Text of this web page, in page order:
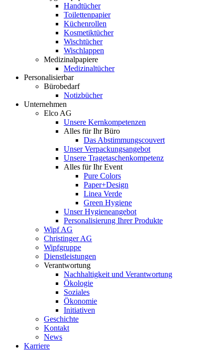
Handtücher
Toilettenpapier
Küchenrollen
Kosmetiktücher
Wischtücher
Wischlappen
Medizinalpapiere
Medizinaltücher
Personalisierbar
Bürobedarf
Notizbücher
Unternehmen
Elco AG
Unsere Kernkompetenzen
Alles für Ihr Büro
Das Abstimmungscouvert
Unser Verpackungsangebot
Unsere Tragetaschenkompetenz
Alles für Ihr Event
Pure Colors
Paper+Design
Linea Verde
Green Hygiene
Unser Hygieneangebot
Personalisierung Ihrer Produkte
Wipf AG
Christinger AG
Wipfgruppe
Dienstleistungen
Verantwortung
Nachhaltigkeit und Verantwortung
Ökologie
Soziales
Ökonomie
Initiativen
Geschichte
Kontakt
News
Karriere